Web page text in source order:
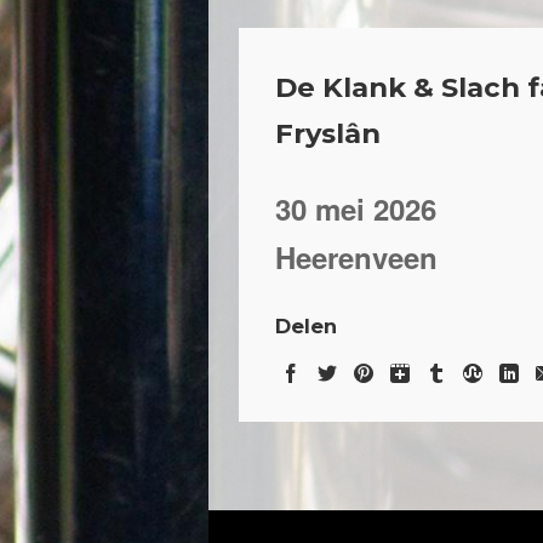
De Klank & Slach
Fryslân
30 mei 2026
Heerenveen
Delen